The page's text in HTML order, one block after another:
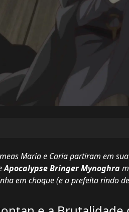
Maria e Caria partiram em
Apocalypse Bringer Mynoghra
em choque (e a prefeita rindo